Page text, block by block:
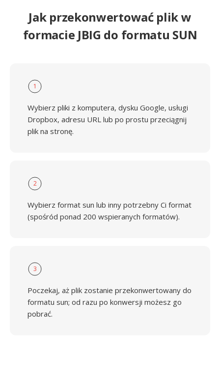
Jak przekonwertować plik w
formacie JBIG do formatu SUN
1
Wybierz pliki z komputera, dysku Google, usługi
Dropbox, adresu URL lub po prostu przeciągnij
plik na stronę.
2
Wybierz format sun lub inny potrzebny Ci format
(spośród ponad 200 wspieranych formatów).
3
Poczekaj, aż plik zostanie przekonwertowany do
formatu sun; od razu po konwersji możesz go
pobrać.